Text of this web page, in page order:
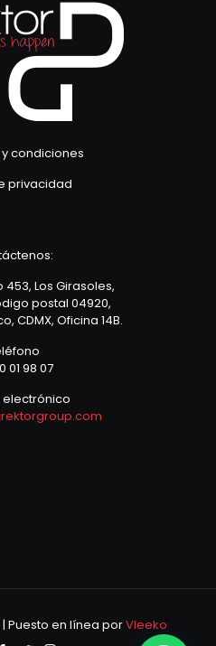
condiciones
privacidad
453, Los Girasoles,
postal 04920,
CDMX, Oficina 14B.
01 98 07
| Puesto en línea porVleeko